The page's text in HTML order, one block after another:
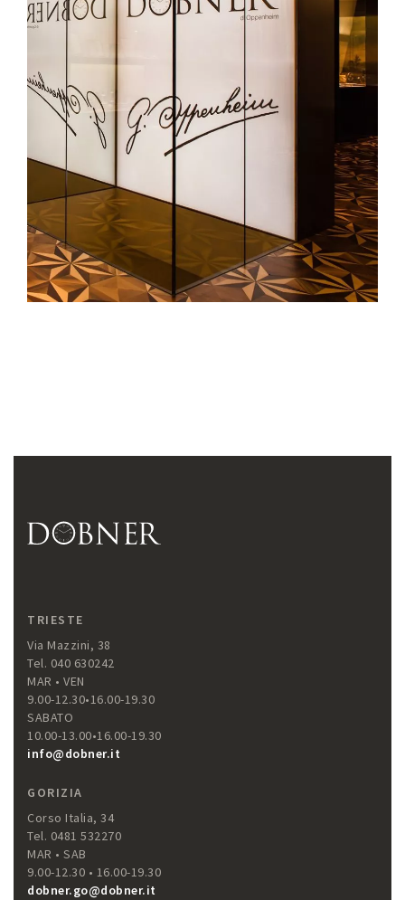
TRIESTE
Via Mazzini, 38
Tel. 040 630242
MAR • VEN
9.00-12.30•16.00-19.30
SABATO
10.00-13.00•16.00-19.30
info@dobner.it
GORIZIA
Corso Italia, 34
Tel. 0481 532270
MAR • SAB
9.00-12.30 • 16.00-19.30
dobner.go@dobner.it